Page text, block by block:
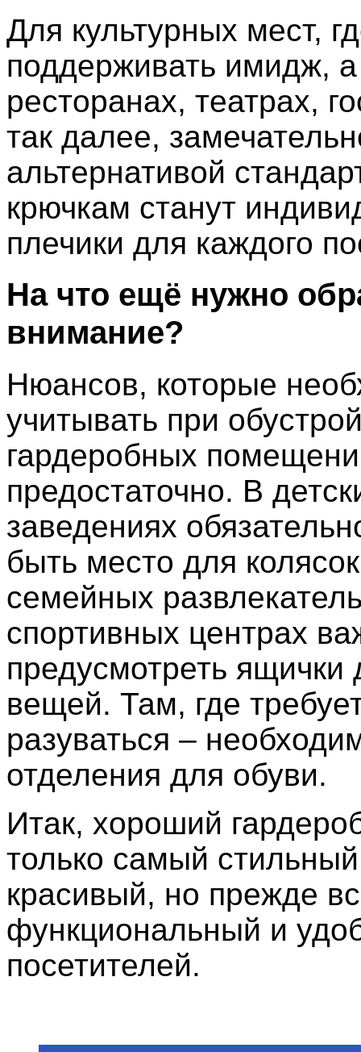
Для культурных мест,
поддерживать имидж,
ресторанах, театрах,
так далее,
альтернативой
крючкам станут
плечики для каждого
На что ещё нужно
внимание?
Нюансов, которые
учитывать при
гардеробных
предостаточно. В
заведениях
быть место для
семейных
спортивных центрах
предусмотреть ящички
вещей. Там, где
разуваться –
отделения для обуви.
Итак, хороший
только самый
красивый, но прежде
функциональный и
посетителей.